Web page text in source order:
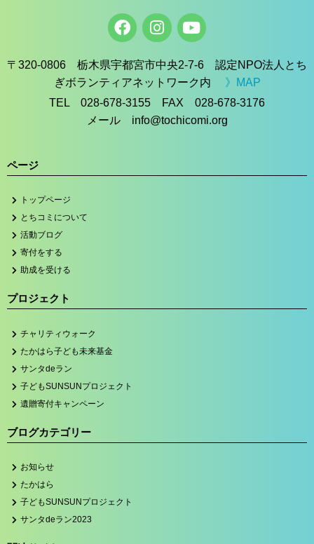
〒320-0806 栃木県宇都宮市中央2-7-6 認定NPO法人とち
ぎボランティアネットワーク内 》MAP
TEL 028-678-3155 FAX 028-678-3176
メール info@tochicomi.org
ページ
トップページ
とちコミについて
活動ブログ
寄付をする
助成を受ける
プロジェクト
チャリティウォーク
たかはら子ども未来基金
サンタdeラン
子どもSUNSUNプロジェクト
遺贈寄付キャンペーン
ブログカテゴリー
お知らせ
たかはら
子どもSUNSUNプロジェクト
サンタdeラン2023